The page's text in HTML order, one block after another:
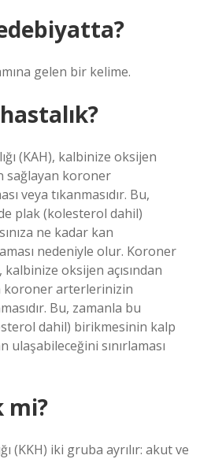
gelen bir kelime.
(KAH), kalbinize oksijen
sağlayan koroner
veya tıkanmasıdır. Bu,
plak (kolesterol dahil)
ne kadar kan
nedeniyle olur. Koroner
kalbinize oksijen açısından
koroner arterlerinizin
Bu, zamanla bu
dahil) birikmesinin kalp
ulaşabileceğini sınırlaması
mi?
(KKH) iki gruba ayrılır: akut ve